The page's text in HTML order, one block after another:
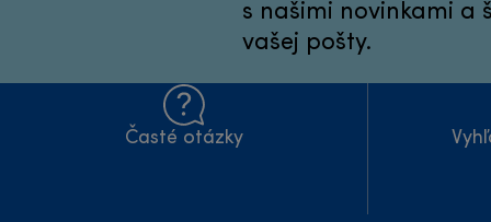
s našimi novinkami a
vašej pošty.
Časté otázky